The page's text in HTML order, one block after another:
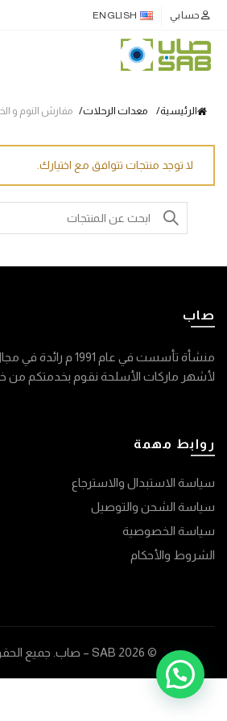
حسابي ENGLISH
الرئيسية معدات الرحلات مفارش النوم و
لا توجد منتجات تتوافق مع اختيارك.
Search
for:
صاب
منشأة تأسست في عام
لأشهر ماركات الأسلحة نقوم بخدمتكم من خلال ١٣ فرع حول
روابط مهمة
سياسة الاستبدال والاسترجاع
سياسة الشحن والتوصيل
سياسة الخصوصية
الشروط والأحكام
© 2026 SAB – صاب . جميع